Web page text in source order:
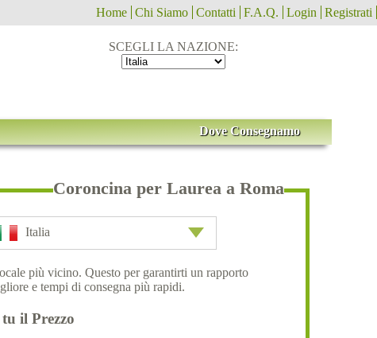
Home Chi Siamo Contatti F.A.Q. Login Registrati
SCEGLI LA NAZIONE:
Dove Consegnamo
Coroncina per Laurea a Roma
Italia
più vicino. Questo per garantirti un rapporto
e tempi di consegna più rapidi.
tu il Prezzo